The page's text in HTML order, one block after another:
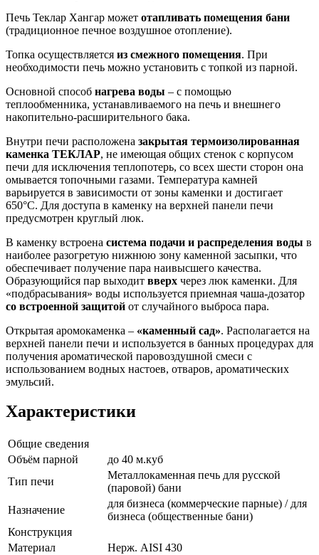
Печь Теклар Хангар может отапливать помещения бани
(традиционное печное воздушное отопление).
Топка осуществляется из смежного помещения. При
необходимости печь можно установить с топкой из парной.
Основной способ нагрева воды – с помощью
теплообменника, устанавливаемого на печь и внешнего
накопительно-расширительного бака.
Внутри печи расположена закрытая термоизолированная
каменка ТЕКЛАР, не имеющая общих стенок с корпусом
печи для исключения теплопотерь, со всех шести сторон она
омывается топочными газами. Температура камней
варьируется в зависимости от зоны каменки и достигает
650°С. Для доступа в каменку на верхней панели печи
предусмотрен круглый люк.
В каменку встроена система подачи и распределения воды в
наиболее разогретую нижнюю зону каменной засыпки, что
обеспечивает получение пара наивысшего качества.
Образующийся пар выходит вверх через люк каменки. Для
«подбрасывания» воды используется приемная чаша-дозатор
со встроенной защитой от случайного выброса пара.
Открытая аромокаменка – «каменный сад». Располагается на
верхней панели печи и используется в банных процедурах для
получения ароматической паровоздушной смеси с
использованием водных настоев, отваров, ароматических
эмульсий.
Характеристики
Общие сведения
Объём парной
до 40 м.куб
Тип печи
Металлокаменная печь для русской
(паровой) бани
Назначение
для бизнеса (коммерческие парные) / для
бизнеса (общественные бани)
Конструкция
Материал
Нерж. AISI 430